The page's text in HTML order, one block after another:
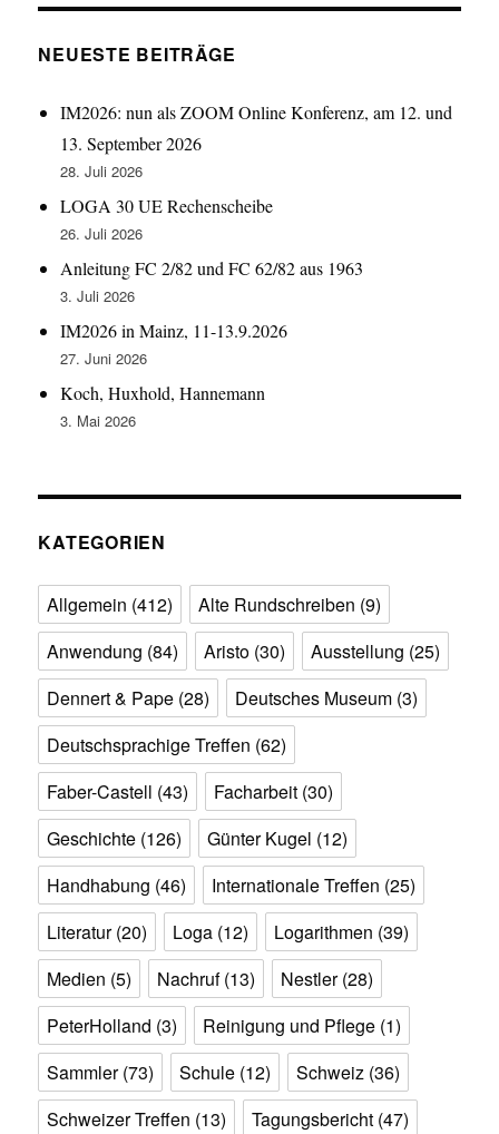
NEUESTE BEITRÄGE
IM2026: nun als ZOOM Online Konferenz, am 12. und
13. September 2026
28. Juli 2026
LOGA 30 UE Rechenscheibe
26. Juli 2026
Anleitung FC 2/82 und FC 62/82 aus 1963
3. Juli 2026
IM2026 in Mainz, 11-13.9.2026
27. Juni 2026
Koch, Huxhold, Hannemann
3. Mai 2026
KATEGORIEN
Allgemein (412) Alte Rundschreiben (9)
Anwendung (84) Aristo (30) Ausstellung (25)
Dennert & Pape (28) Deutsches Museum (3)
Deutschsprachige Treffen (62)
Faber-Castell (43) Facharbeit (30)
Geschichte (126) Günter Kugel (12)
Handhabung (46) Internationale Treffen (25)
Literatur(20) Loga (12) Logarithmen (39)
Medien (5) Nachruf(13) Nestler(28)
PeterHolland (3) Reinigung und Pflege (1)
Sammler(73) Schule (12) Schweiz (36)
Schweizer Treffen (13) Tagungsbericht (47)